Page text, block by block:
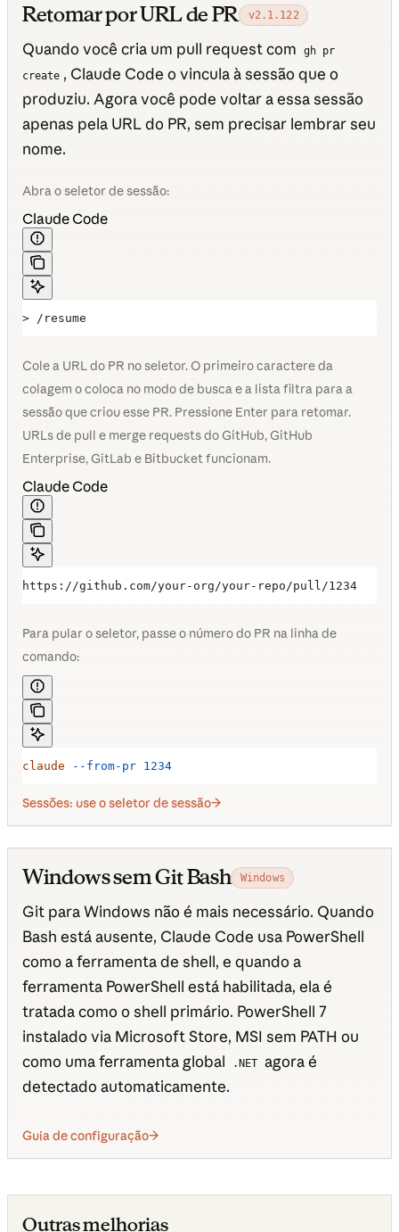
Retomar por URL de PR v2.1.122
Quando você cria um pull request com
gh pr
create , Claude Code o vincula à sessão que o
produziu. Agora você pode voltar a essa sessão
apenas pela URL do PR, sem precisar lembrar seu
nome.
Abra o seletor de sessão:
Claude Code
> /resume
Cole a URL do PR no seletor. O primeiro caractere da
colagem o coloca no modo de busca e a lista filtra para a
sessão que criou esse PR. Pressione Enter para retomar.
URLs de pull e merge requests do GitHub, GitHub
Enterprise, GitLab e Bitbucket funcionam.
Claude Code
https://github.com/your-org/your-repo/pull/1234
Para pular o seletor, passe o número do PR na linha de
comando:
claude --from-pr 1234
Sessões: use o seletor de sessão
Windows sem Git Bash Windows
Git para Windows não é mais necessário. Quando
Bash está ausente, Claude Code usa PowerShell
como a ferramenta de shell, e quando a
ferramenta PowerShell está habilitada, ela é
tratada como o shell primário. PowerShell 7
instalado via Microsoft Store, MSI sem PATH ou
como uma ferramenta global
.NET agora é
detectado automaticamente.
Guia de configuração
Outras melhorias